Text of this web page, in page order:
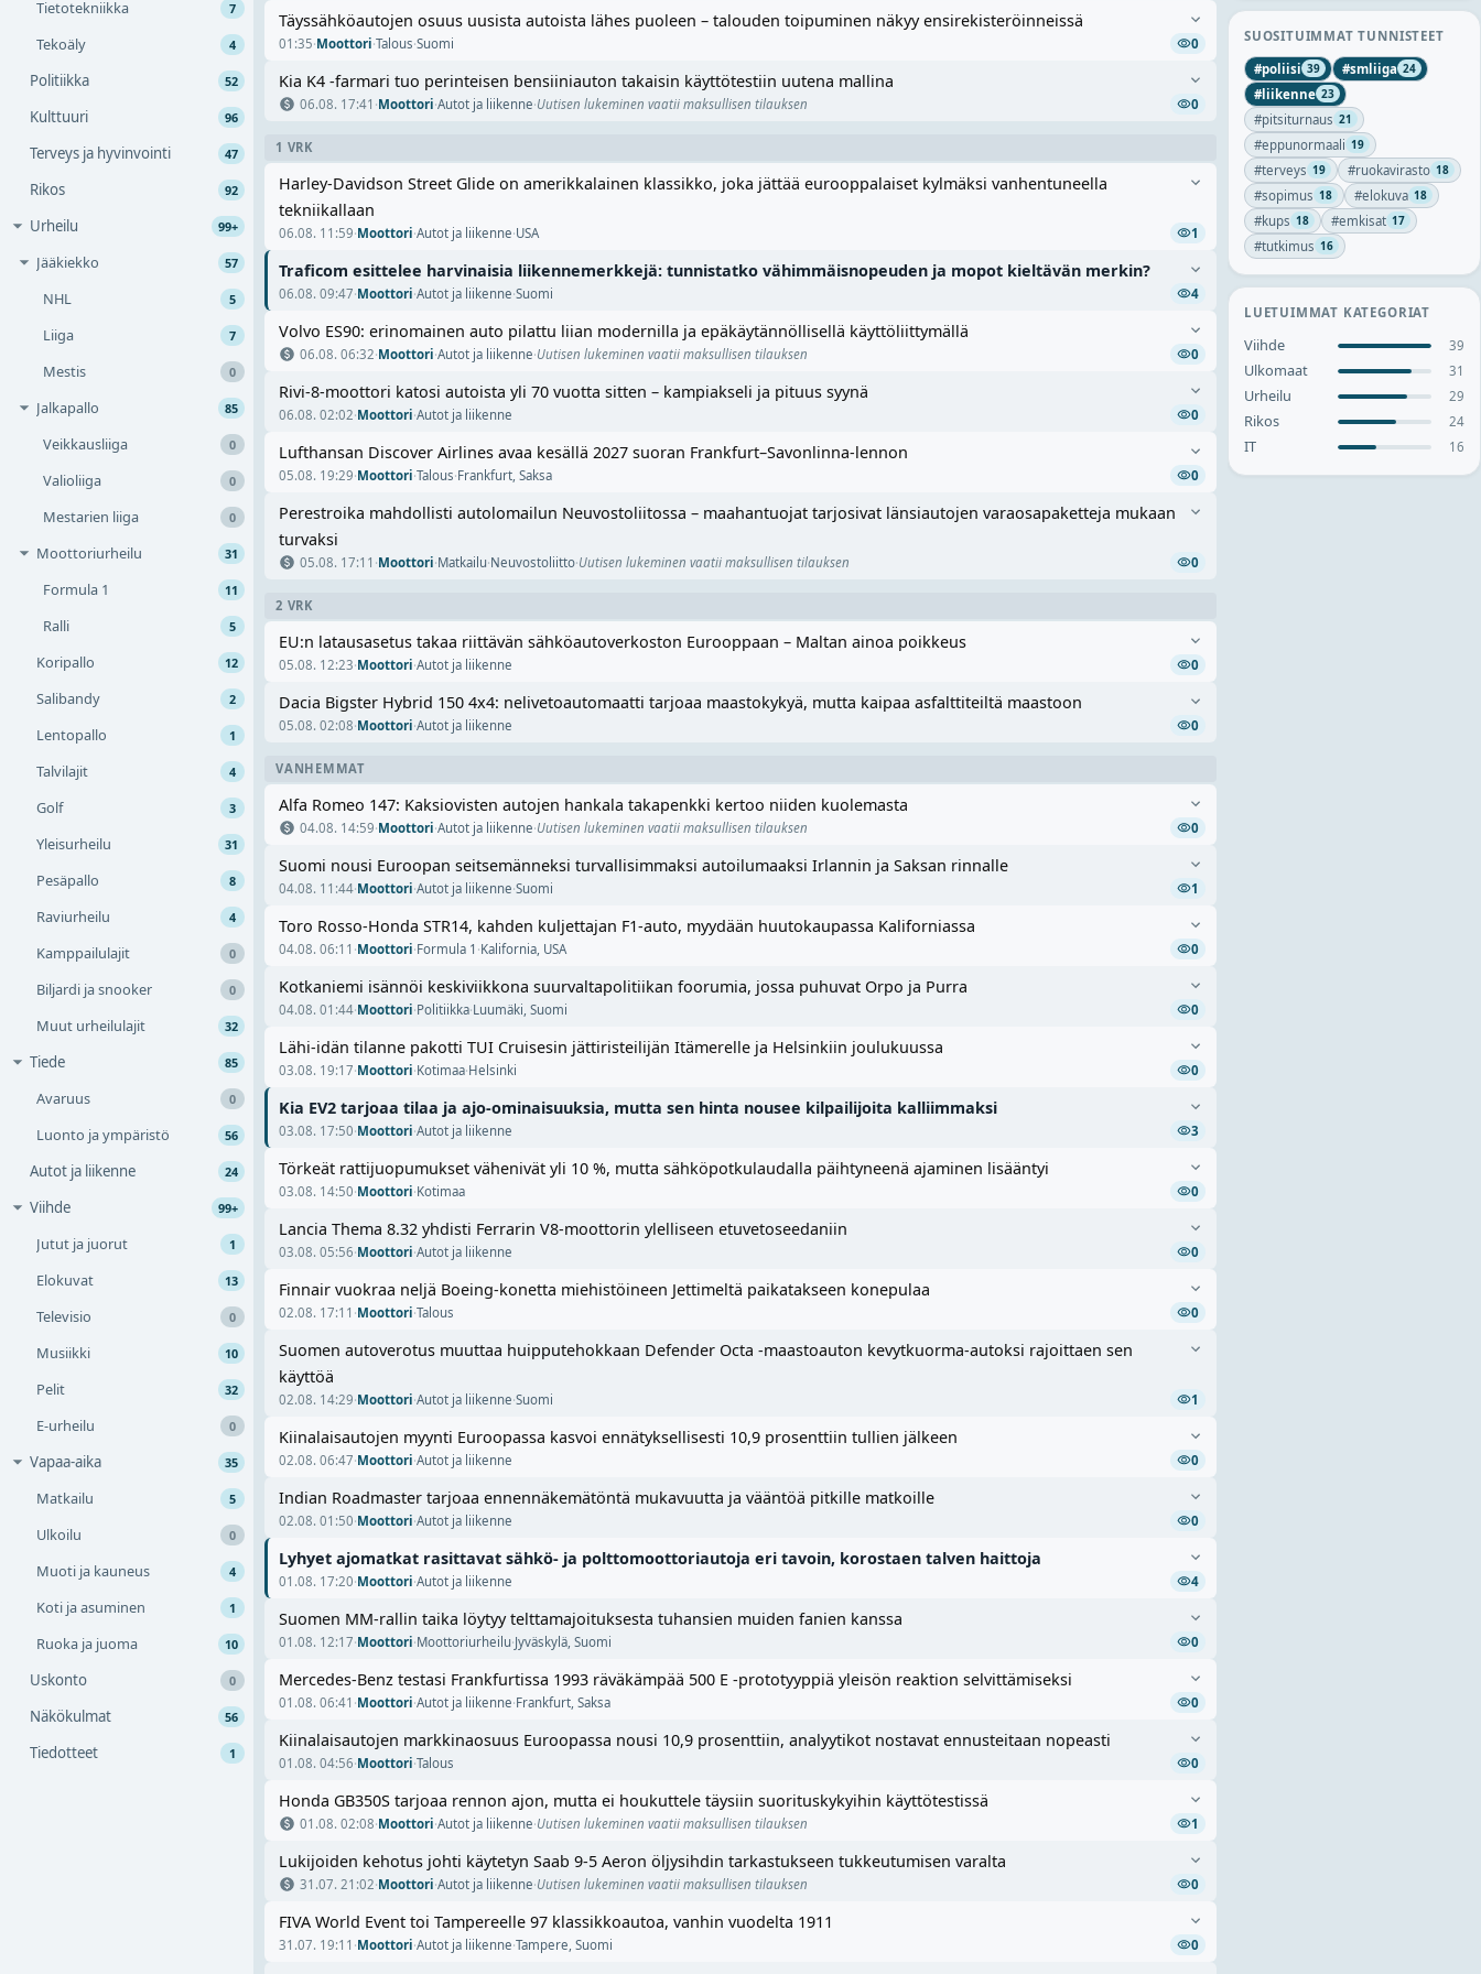
Tietotekniikka 7
Tekoäly 4
Politiikka 52
Kulttuuri 96
Terveys ja hyvinvointi 47
Rikos 92
Urheilu 99+
Jääkiekko 57
NHL 5
Liiga 7
Mestis 0
Jalkapallo 85
Veikkausliiga 0
Valioliiga 0
Mestarien liiga 0
Moottoriurheilu 31
Formula 1 11
Ralli 5
Koripallo 12
Salibandy 2
Lentopallo 1
Talvilajit 4
Golf 3
Yleisurheilu 31
Pesäpallo 8
Raviurheilu 4
Kamppailulajit 0
Biljardi ja snooker 0
Muut urheilulajit 32
Tiede 85
Avaruus 0
Luonto ja ympäristö 56
Autot ja liikenne 24
Viihde 99+
Jutut ja juorut 1
Elokuvat 13
Televisio 0
Musiikki 10
Pelit 32
E-urheilu 0
Vapaa-aika 35
Matkailu 5
Ulkoilu 0
Muoti ja kauneus 4
Koti ja asuminen 1
Ruoka ja juoma 10
Uskonto 0
Näkökulmat 56
Tiedotteet 1
SUOSITUIMMAT TUNNISTEET
#poliisi 39 #smliiga 24
#liikenne 23
#pitsiturnaus 21
#eppunormaali 19
#terveys 19 #ruokavirasto 18
#sopimus 18 #elokuva 18
#kups 18 #emkisat 17
#tutkimus 16
LUETUIMMAT KATEGORIAT
Viihde 39
Ulkomaat 31
Urheilu 29
Rikos 24
IT 16
Täyssähköautojen osuus uusista autoista lähes puoleen – talouden toipuminen näkyy ensirekisteröinneissä
01:35·Moottori·Talous·Suomi 0
Kia K4 -farmari tuo perinteisen bensiiniauton takaisin käyttötestiin uutena mallina
06.08. 17:41 ·Moottori·Autot ja liikenne·Uutisen lukeminen vaatii maksullisen tilauksen 0
1 VRK
Harley-Davidson Street Glide on amerikkalainen klassikko, joka jättää eurooppalaiset kylmäksi vanhentuneella
tekniikallaan
06.08. 11:59·Moottori·Autot ja liikenne·USA 1
Traficom esittelee harvinaisia liikennemerkkejä: tunnistatko vähimmäisnopeuden ja mopot kieltävän merkin?
06.08. 09:47·Moottori·Autot ja liikenne·Suomi 4
Volvo ES90: erinomainen auto pilattu liian modernilla ja epäkäytännöllisellä käyttöliittymällä
06.08. 06:32·Moottori·Autot ja liikenne·Uutisen lukeminen vaatii maksullisen tilauksen 0
Rivi-8-moottori katosi autoista yli 70 vuotta sitten – kampiakseli ja pituus syynä
06.08. 02:02·Moottori·Autot ja liikenne 0
Lufthansan Discover Airlines avaa kesällä 2027 suoran Frankfurt–Savonlinna-lennon
05.08. 19:29·Moottori·Talous·Frankfurt, Saksa 0
Perestroika mahdollisti autolomailun Neuvostoliitossa – maahantuojat tarjosivat länsiautojen varaosapaketteja mukaan
turvaksi
05.08. 17:11 ·Moottori·Matkailu·Neuvostoliitto·Uutisen lukeminen vaatii maksullisen tilauksen 0
2 VRK
EU:n latausasetus takaa riittävän sähköautoverkoston Eurooppaan – Maltan ainoa poikkeus
05.08. 12:23·Moottori·Autot ja liikenne 0
Dacia Bigster Hybrid 150 4x4: nelivetoautomaatti tarjoaa maastokykyä, mutta kaipaa asfalttiteiltä maastoon
05.08. 02:08·Moottori·Autot ja liikenne 0
VANHEMMAT
Alfa Romeo 147: Kaksiovisten autojen hankala takapenkki kertoo niiden kuolemasta
04.08. 14:59·Moottori·Autot ja liikenne·Uutisen lukeminen vaatii maksullisen tilauksen 0
Suomi nousi Euroopan seitsemänneksi turvallisimmaksi autoilumaaksi Irlannin ja Saksan rinnalle
04.08. 11:44·Moottori·Autot ja liikenne·Suomi 1
Toro Rosso-Honda STR14, kahden kuljettajan F1-auto, myydään huutokaupassa Kaliforniassa
04.08. 06:11 ·Moottori·Formula 1 ·Kalifornia, USA 0
Kotkaniemi isännöi keskiviikkona suurvaltapolitiikan foorumia, jossa puhuvat Orpo ja Purra
04.08. 01:44·Moottori·Politiikka·Luumäki, Suomi 0
Lähi-idän tilanne pakotti TUI Cruisesin jättiristeilijän Itämerelle ja Helsinkiin joulukuussa
03.08. 19:17·Moottori·Kotimaa·Helsinki 0
Kia EV2 tarjoaa tilaa ja ajo-ominaisuuksia, mutta sen hinta nousee kilpailijoita kalliimmaksi
03.08. 17:50·Moottori·Autot ja liikenne 3
Törkeät rattijuopumukset vähenivät yli 10 %, mutta sähköpotkulaudalla päihtyneenä ajaminen lisääntyi
03.08. 14:50·Moottori·Kotimaa 0
Lancia Thema 8.32 yhdisti Ferrarin V8-moottorin ylelliseen etuvetoseedaniin
03.08. 05:56·Moottori·Autot ja liikenne 0
Finnair vuokraa neljä Boeing-konetta miehistöineen Jettimeltä paikatakseen konepulaa
02.08. 17:11 ·Moottori·Talous 0
Suomen autoverotus muuttaa huipputehokkaan Defender Octa -maastoauton kevytkuorma-autoksi rajoittaen sen
käyttöä
02.08. 14:29·Moottori·Autot ja liikenne·Suomi 1
Kiinalaisautojen myynti Euroopassa kasvoi ennätyksellisesti 10,9 prosenttiin tullien jälkeen
02.08. 06:47·Moottori·Autot ja liikenne 0
Indian Roadmaster tarjoaa ennennäkemätöntä mukavuutta ja vääntöä pitkille matkoille
02.08. 01:50·Moottori·Autot ja liikenne 0
Lyhyet ajomatkat rasittavat sähkö- ja polttomoottoriautoja eri tavoin, korostaen talven haittoja
01.08. 17:20·Moottori·Autot ja liikenne 4
Suomen MM-rallin taika löytyy telttamajoituksesta tuhansien muiden fanien kanssa
01.08. 12:17·Moottori·Moottoriurheilu·Jyväskylä, Suomi 0
Mercedes-Benz testasi Frankfurtissa 1993 räväkämpää 500 E -prototyyppiä yleisön reaktion selvittämiseksi
01.08. 06:41 ·Moottori·Autot ja liikenne·Frankfurt, Saksa 0
Kiinalaisautojen markkinaosuus Euroopassa nousi 10,9 prosenttiin, analyytikot nostavat ennusteitaan nopeasti
01.08. 04:56·Moottori·Talous 0
Honda GB350S tarjoaa rennon ajon, mutta ei houkuttele täysiin suorituskykyihin käyttötestissä
01.08. 02:08·Moottori·Autot ja liikenne·Uutisen lukeminen vaatii maksullisen tilauksen 1
Lukijoiden kehotus johti käytetyn Saab 9-5 Aeron öljysihdin tarkastukseen tukkeutumisen varalta
31.07. 21:02·Moottori·Autot ja liikenne·Uutisen lukeminen vaatii maksullisen tilauksen 0
FIVA World Event toi Tampereelle 97 klassikkoautoa, vanhin vuodelta 1911
31.07. 19:11 ·Moottori·Autot ja liikenne·Tampere, Suomi 0